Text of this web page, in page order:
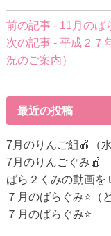
前
後
の
の
リ
ン
ク
前の記事 - 11月のば
次の記事 - 平成２７
況のご案内）
最近の投稿
7月のりんご組🍎（
7月のりんごぐみ🍎
ばら２くみの動画を
７月のばらぐみ⭐（
７月のばらぐみ⭐